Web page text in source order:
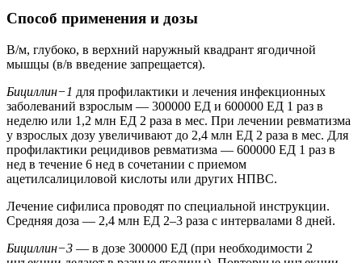
Способ применения и дозы
В/м, глубоко, в верхний наружный квадрант ягодичной
мышцы (в/в введение запрещается).
Бициллин−1 для профилактики и лечения инфекционных
заболеваний взрослым — 300000 ЕД и 600000 ЕД 1 раз в
неделю или 1,2 млн ЕД 2 раза в мес. При лечении ревматизма
у взрослых дозу увеличивают до 2,4 млн ЕД 2 раза в мес. Для
профилактики рецидивов ревматизма — 600000 ЕД 1 раз в
нед в течение 6 нед в сочетании с приемом
ацетилсалициловой кислоты или других НПВС.
Лечение сифилиса проводят по специальной инструкции.
Средняя доза — 2,4 млн ЕД 2–3 раза с интервалами 8 дней.
Бициллин−3 — в дозе 300000 ЕД (при необходимости 2